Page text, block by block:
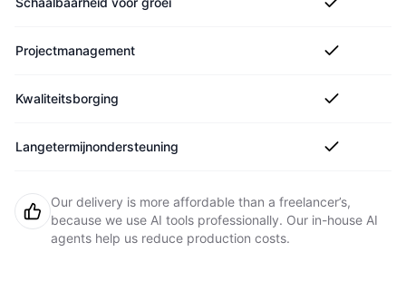
Projectmanagement
Kwaliteitsborging
Langetermijnondersteuning
Our delivery is more affordable than a freelancer’s,
because we use AI tools professionally. Our in-house AI
agents help us reduce production costs.